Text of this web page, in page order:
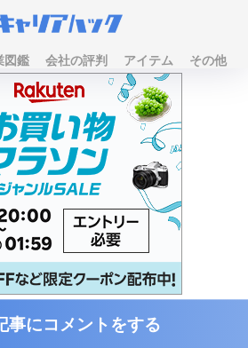
図鑑 会社の評判 アイテム その他
事にコメントをする